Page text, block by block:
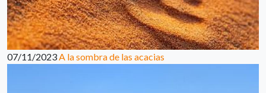
07/11/2023A la sombra de las acacias